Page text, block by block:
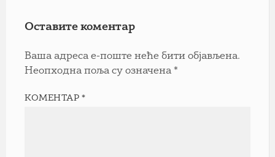
Оставите коментар
Ваша адреса е-поште неће бити објављена.
Неопходна поља су означена *
КОМЕНТАР*